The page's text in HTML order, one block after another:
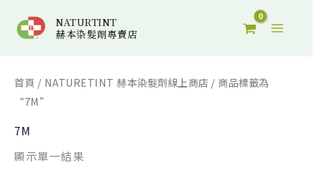
NATURTINT
赫本染髮劑專賣店
首頁 / NATURETINT 赫本染髮劑線上商店 / 商品標籤為
“7M”
7M
顯示單一結果
尋
鍵
字